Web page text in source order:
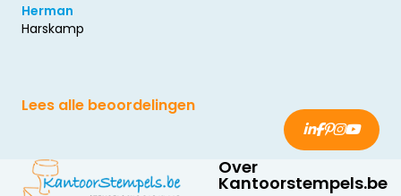
Herman
Harskamp
Lees alle beoordelingen
Over
Kantoorstempels.be